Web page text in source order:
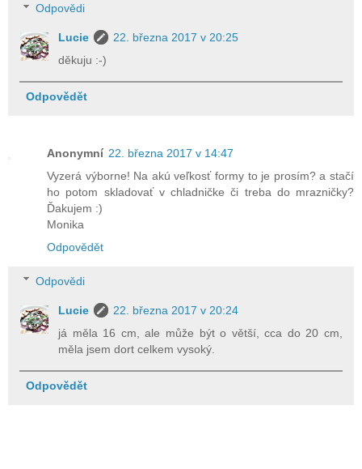
Odpovědi
Lucie
22. března 2017 v 20:25
děkuju :-)
Odpovědět
Anonymní 22. března 2017 v 14:47
Vyzerá výborne! Na akú veľkosť formy to je prosím? a stačí
ho potom skladovať v chladničke či treba do mrazničky?
Ďakujem :)
Monika
Odpovědět
Odpovědi
Lucie
22. března 2017 v 20:24
já měla 16 cm, ale může být o větší, cca do 20 cm,
měla jsem dort celkem vysoký.
Odpovědět